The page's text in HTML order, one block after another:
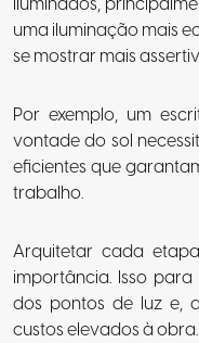
uma iluminação mais
se mostrar mais
Por exemplo, um
vontade do sol
eficientes que
trabalho.
Arquitetar cada
importância. Isso
dos pontos de luz e,
custos elevados à obra.